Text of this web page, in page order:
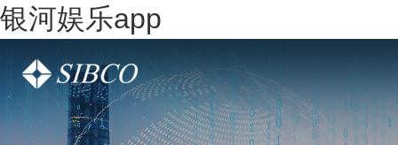
银河娱乐app